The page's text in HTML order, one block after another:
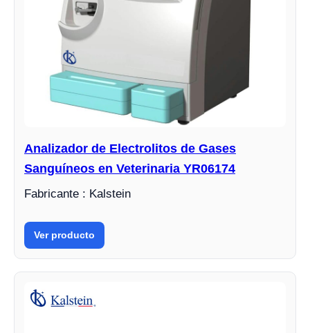
Analizador de Electrolitos de Gases
Sanguíneos en Veterinaria YR06174
Fabricante : Kalstein
Ver producto